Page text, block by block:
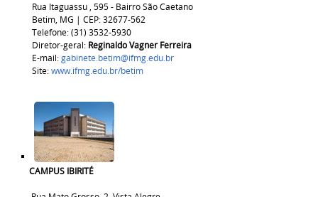
Rua Itaguassu, 595 - Bairro São Caetano
Betim, MG | CEP:32677-562
Telefone: (31) 3532-5930
Diretor-geral: Reginaldo Vagner Ferreira
E-mail:gabinete.betim@ifmg.edu.br
Site:www.ifmg.edu.br/betim
CAMPUS IBIRITÉ